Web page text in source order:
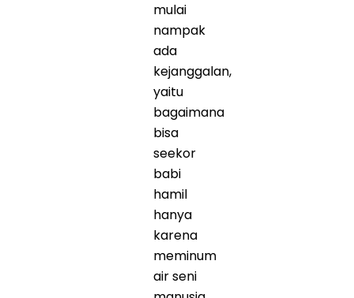
mulai
nampak
ada
kejanggalan,
yaitu
bagaimana
bisa
seekor
babi
hamil
hanya
karena
meminum
air seni